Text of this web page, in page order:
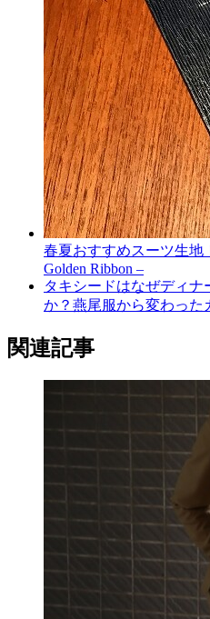
春夏おすすめスーツ生地
Golden Ribbon –
タキシードはなぜディ
か？燕尾服から変わった
関連記事